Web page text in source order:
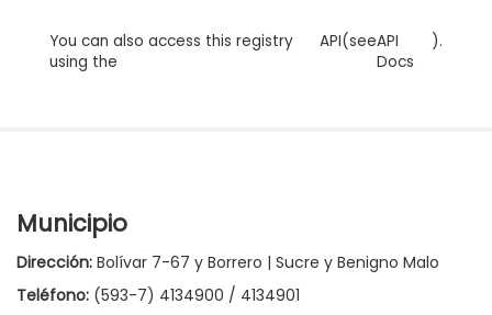
You can also access this registry
using the
API(seeAPI
Docs
).
Municipio
Dirección: Bolívar 7-67 y Borrero | Sucre y Benigno Malo
Teléfono: (593-7) 4134900 / 4134901